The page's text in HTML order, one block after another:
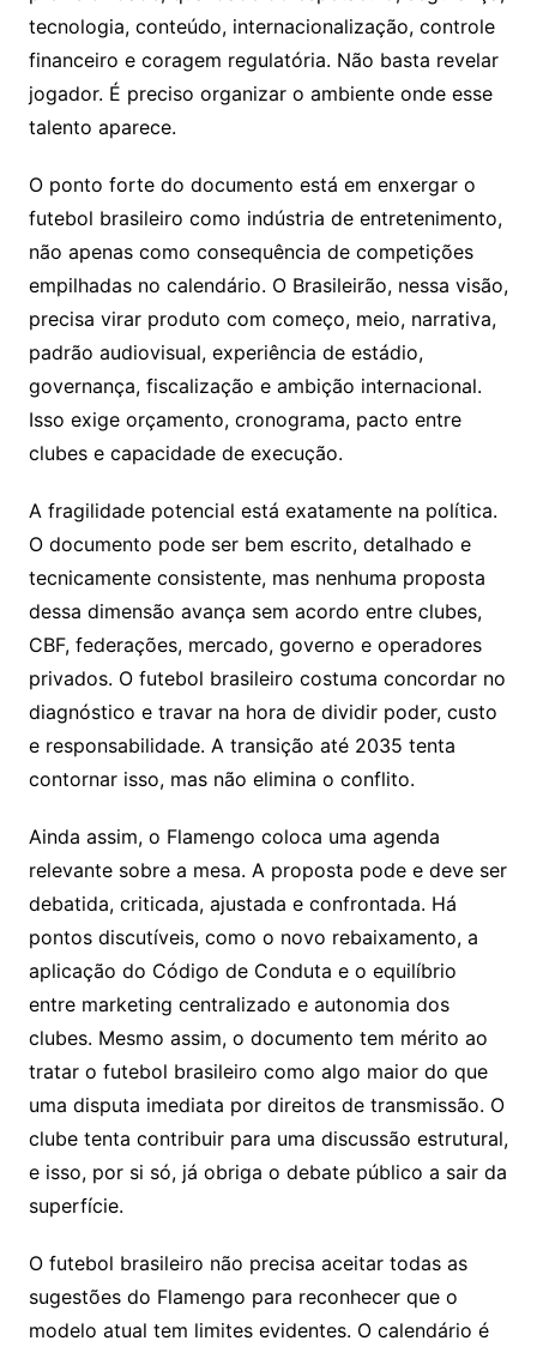
tecnologia, conteúdo, internacionalização, controle
financeiro e coragem regulatória. Não basta revelar
jogador. É preciso organizar o ambiente onde esse
talento aparece.
O ponto forte do documento está em enxergar o
futebol brasileiro como indústria de entretenimento,
não apenas como consequência de competições
empilhadas no calendário. O Brasileirão, nessa visão,
precisa virar produto com começo, meio, narrativa,
padrão audiovisual, experiência de estádio,
governança, fiscalização e ambição internacional.
Isso exige orçamento, cronograma, pacto entre
clubes e capacidade de execução.
A fragilidade potencial está exatamente na política.
O documento pode ser bem escrito, detalhado e
tecnicamente consistente, mas nenhuma proposta
dessa dimensão avança sem acordo entre clubes,
CBF, federações, mercado, governo e operadores
privados. O futebol brasileiro costuma concordar no
diagnóstico e travar na hora de dividir poder, custo
e responsabilidade. A transição até 2035 tenta
contornar isso, mas não elimina o conflito.
Ainda assim, o Flamengo coloca uma agenda
relevante sobre a mesa. A proposta pode e deve ser
debatida, criticada, ajustada e confrontada. Há
pontos discutíveis, como o novo rebaixamento, a
aplicação do Código de Conduta e o equilíbrio
entre marketing centralizado e autonomia dos
clubes. Mesmo assim, o documento tem mérito ao
tratar o futebol brasileiro como algo maior do que
uma disputa imediata por direitos de transmissão. O
clube tenta contribuir para uma discussão estrutural,
e isso, por si só, já obriga o debate público a sair da
superfície.
O futebol brasileiro não precisa aceitar todas as
sugestões do Flamengo para reconhecer que o
modelo atual tem limites evidentes. O calendário é